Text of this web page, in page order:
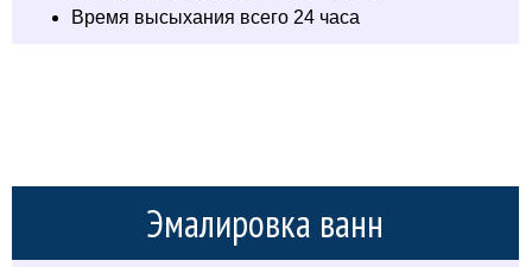
Время высыхания всего 24 часа
Эмалировка ванн